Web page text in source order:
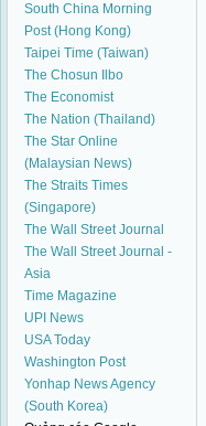
South China Morning
Post (Hong Kong)
Taipei Time (Taiwan)
The Chosun Ilbo
The Economist
The Nation (Thailand)
The Star Online
(Malaysian News)
The Straits Times
(Singapore)
The Wall Street Journal
The Wall Street Journal -
Asia
Time Magazine
UPI News
USA Today
Washington Post
Yonhap News Agency
(South Korea)